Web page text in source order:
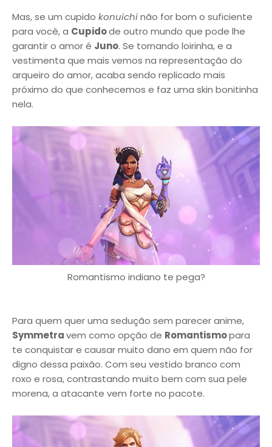
Mas, se um cupido konuichinão for bom o suficiente
para você, a Cupidode outro mundo que pode lhe
garantir o amor é Juno. Se tornando loirinha, e a
vestimenta que mais vemos na representação do
arqueiro do amor, acaba sendo replicado mais
próximo do que conhecemos e faz uma skin bonitinha
nela.
Romantismo indiano te pega?
Para quem quer uma sedução sem parecer anime,
Symmetravem como opção de Romantismopara
te conquistar e causar muito dano em quem não for
digno dessa paixão. Com seu vestido branco com
roxo e rosa, contrastando muito bem com sua pele
morena, a atacante vem forte no pacote.